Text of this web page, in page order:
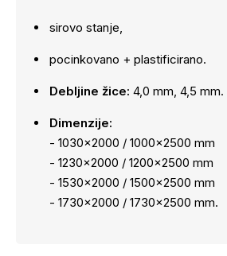
sirovo stanje,
pocinkovano + plastificirano.
Debljine žice: 4,0 mm, 4,5 mm.
Dimenzije:
- 1030x2000 / 1000x2500 mm
- 1230x2000 / 1200x2500 mm
- 1530x2000 / 1500x2500 mm
- 1730x2000 / 1730x2500 mm.